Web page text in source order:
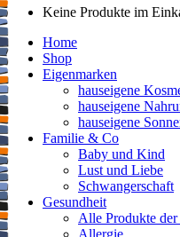
Keine Produkte im
Home
Shop
Eigenmarken
hauseigene
hauseigene
hauseigene
Familie & Co
Baby und Kind
Lust und Liebe
Schwangerschaft
Gesundheit
Alle Produkte
Allergie